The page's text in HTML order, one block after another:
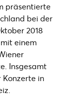
präsentierte
bei der
2018
einem
Insgesamt
Konzerte in